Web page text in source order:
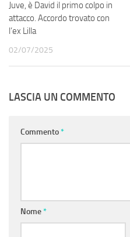
Juve, è David il primo colpo in
attacco. Accordo trovato con
l’ex Lilla
02/07/2025
LASCIA UN COMMENTO
Commento*
Nome*